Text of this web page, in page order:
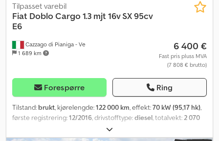
Cazzago di Pianiga - Ve
1 689 km
Tilpasset varebil
Fiat Doblo Cargo 1.3 mjt 16v SX 95cv
E6
6 400 €
Fast pris pluss MVA
(7 808 € brutto)
Forespørre Ring
Tilstand: brukt, kjørelengde:122 000 km, effekt:70 kW (95,17 hk),
første registrering:12/2016, drivstofftype:diesel, totalvekt:2 070
,